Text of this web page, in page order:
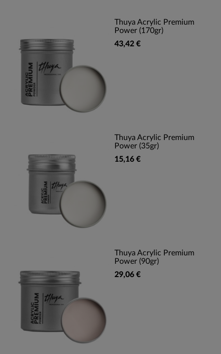
Thuya Acrylic Premium
Power (170gr)
43,42 €
Thuya Acrylic Premium
Power (35gr)
15,16 €
Thuya Acrylic Premium
Power (90gr)
29,06 €